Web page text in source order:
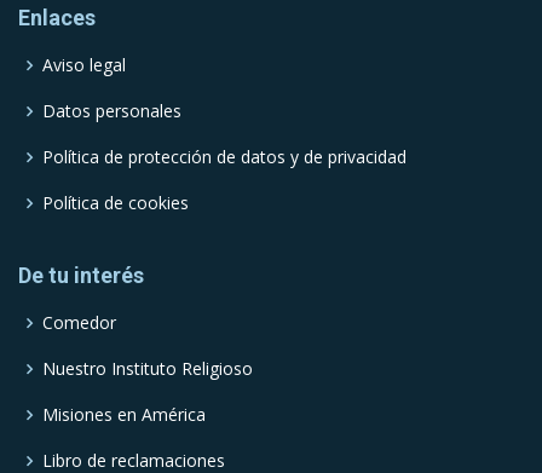
Enlaces
Aviso legal
Datos personales
Política de protección de datos y de privacidad
Política de cookies
De tu interés
Comedor
Nuestro Instituto Religioso
Misiones en América
Libro de reclamaciones